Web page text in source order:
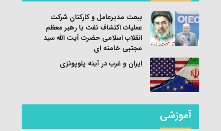
بیعت مدیرعامل و کارکنان شرکت
عملیات اکتشاف نفت با رهبر معظم
انقلاب اسلامی حضرت آیت الله سید
مجتبی خامنه ای
ایران و غرب در آینه پلوپونزی
آموزشی